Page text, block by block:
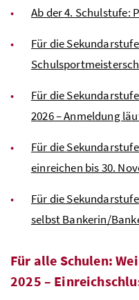
Ab der 4. Schulstufe:
Für die
Für die
2026 – Anmeldung
Für die
einreichen bis 30.
Für die
selbst Bankerin/
Für alle Schulen:
2025 –